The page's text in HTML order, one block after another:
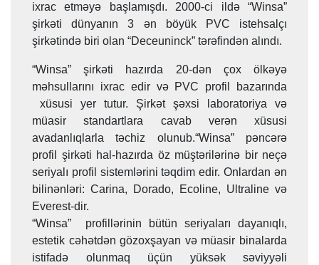
ixrac etməyə başlamışdı. 2000-ci ildə “Winsa”
şirkəti dünyanın 3 ən böyük PVC istehsalçı
şirkətində biri olan “Deceuninck” tərəfindən alındı.
“Winsa” şirkəti hazırda 20-dən çox ölkəyə
məhsullarını ixrac edir və PVC profil bazarında
xüsusi yer tutur. Şirkət şəxsi laboratoriya və
müasir standartlara cavab verən xüsusi
avadanlıqlarla təchiz olunub.“Winsa” pəncərə
profil şirkəti hal-hazırda öz müştərilərinə bir neçə
seriyalı profil sistemlərini təqdim edir. Onlardan ən
bilinənləri: Carina, Dorado, Ecoline, Ultraline və
Everest-dir.
“Winsa” profillərinin bütün seriyaları dayanıqlı,
estetik cəhətdən gözoxşayan və müasir binalarda
istifadə olunmaq üçün yüksək səviyyəli